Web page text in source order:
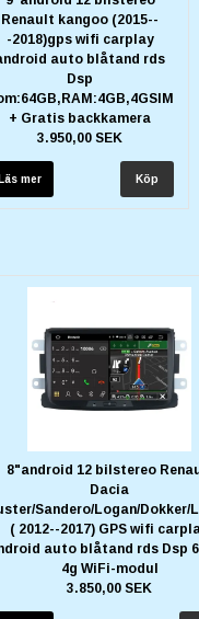
Renault kangoo (2015--
-2018)gps wifi carplay
auto blåtand rds
Dsp
+ Gratis backkamera
3.950,00 SEK
Läs mer
8"android 12 bilstereo
Dacia
Sandero/Logan/Dokker/
( 2012--2017) GPS wifi
auto blåtand rds Dsp
4g WiFi-modul
3.850,00 SEK